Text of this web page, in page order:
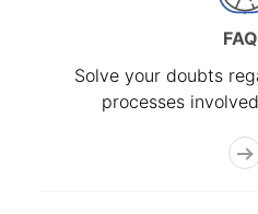
Solve your doubts
processes